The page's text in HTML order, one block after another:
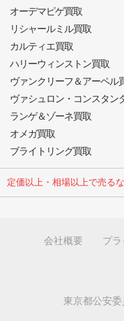
定価以上・相場以上で売る
オーデマピゲ買取
リシャールミル買取
カルティエ買取
ハリーウィンストン買取
ヴァンクリーフ＆アーペル
ヴァシュロン・コンスタン
ランゲ＆ゾーネ買取
オメガ買取
ブライトリング買取
会社概要 プ
東京都公安